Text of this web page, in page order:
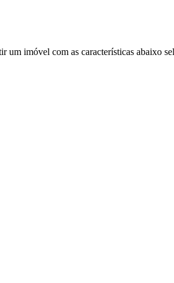
um imóvel com as características abaixo